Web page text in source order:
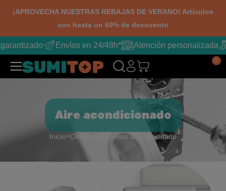
¡APROVECHA NUESTRAS REBAJAS DE VERANO! Artículos
con hasta un 60% de descuento
Envíos en 24/48h* Atención personalizada
0
Aire acondicionado
Inicio Climatización Aire acondicionado